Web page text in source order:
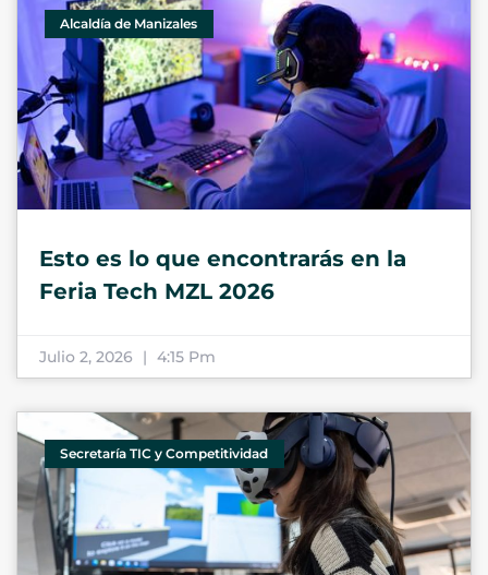
Alcaldía de Manizales
Esto es lo que encontrarás en la
Feria Tech MZL 2026
Julio 2, 2026 4:15 Pm
Secretaría TIC y Competitividad